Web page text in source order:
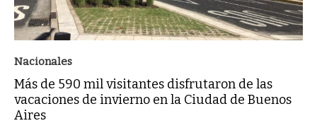
Nacionales
Más de 590 mil visitantes disfrutaron de las
vacaciones de invierno en la Ciudad de Buenos
Aires